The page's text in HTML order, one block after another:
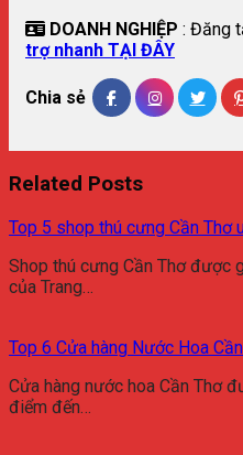
DOANH NGHIỆP : Đăng
trợ nhanh TẠI ĐÂY
Chia sẻ
Related Posts
Top 5 shop thú cưng Cần Thơ
Shop thú cưng Cần Thơ được
của Trang…
Top 6 Cửa hàng Nước Hoa
Cửa hàng nước hoa Cần Thơ
điểm đến…